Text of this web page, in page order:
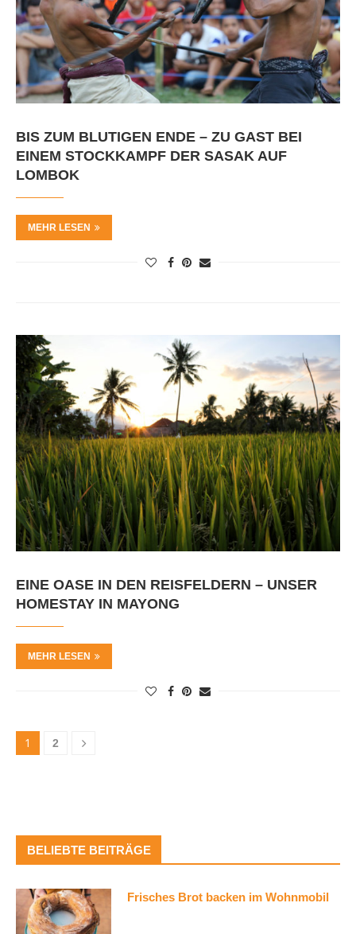
BIS ZUM BLUTIGEN ENDE – ZU GAST BEI
EINEM STOCKKAMPF DER SASAK AUF
LOMBOK
MEHR LESEN
EINE OASE IN DEN REISFELDERN – UNSER
HOMESTAY IN MAYONG
MEHR LESEN
1 2
BELIEBTE BEITRÄGE
Frisches Brot backen im Wohnmobil